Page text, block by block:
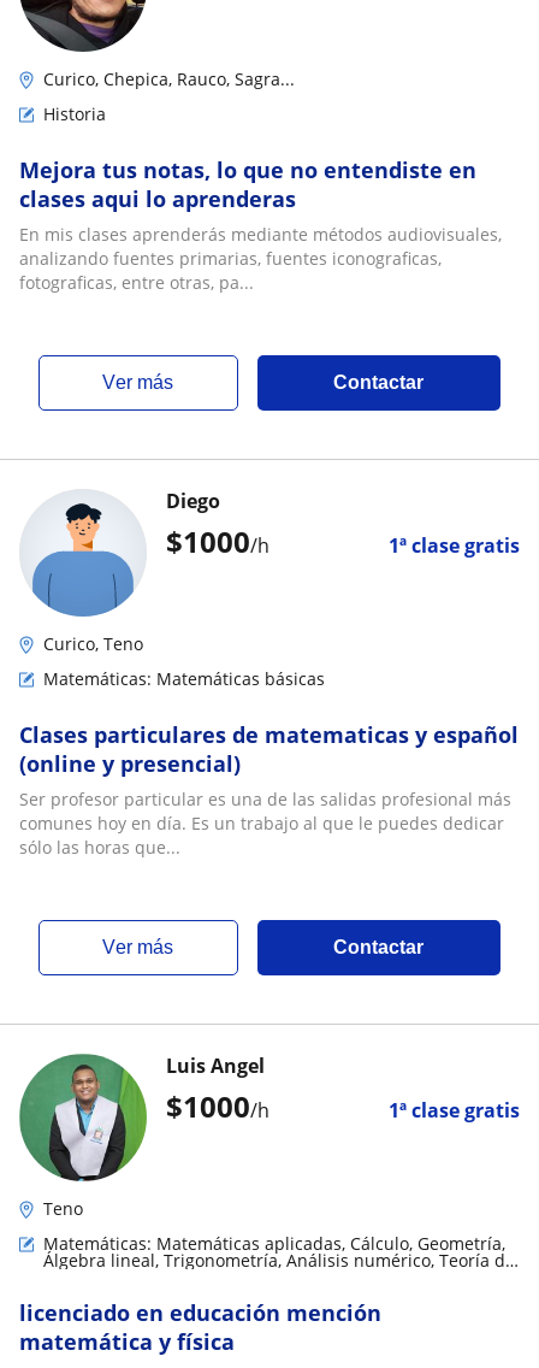
Curico, Chepica, Rauco, Sagra...
Historia
Mejora tus notas, lo que no entendiste en
clases aqui lo aprenderas
En mis clases aprenderás mediante métodos audiovisuales,
analizando fuentes primarias, fuentes iconograficas,
fotograficas, entre otras, pa...
ver más Contactar
$1000/h 1ª clase gratis
Diego
Curico, Teno
Matemáticas: Matemáticas básicas
Clases particulares de matematicas y español
(online y presencial)
Ser profesor particular es una de las salidas profesional más
comunes hoy en día. Es un trabajo al que le puedes dedicar
sólo las horas que...
ver más Contactar
$1000/h 1ª clase gratis
Luis Angel
Teno
Matemáticas: Matemáticas aplicadas, Cálculo, Geometría,
Álgebra lineal, Trigonometría, Análisis numérico, Teoría de
números, LaTeX, Matemáticas básicas, Matemáticas
licenciado en educación mención
matemática y física